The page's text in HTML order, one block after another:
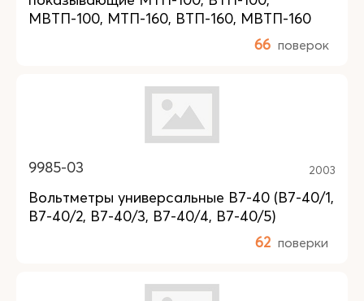
МВТП-100, МТП-160, ВТП-160, МВТП-160
66 поверок
9985-03 2003
Вольтметры универсальные В7-40 (В7-40/1,
В7-40/2, В7-40/3, В7-40/4, В7-40/5)
62 поверки